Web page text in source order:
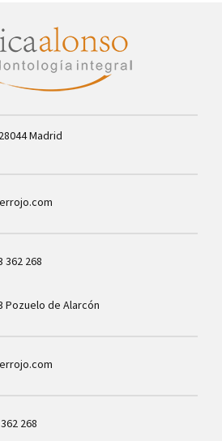
28044 Madrid
362 268
Pozuelo de Alarcón
268